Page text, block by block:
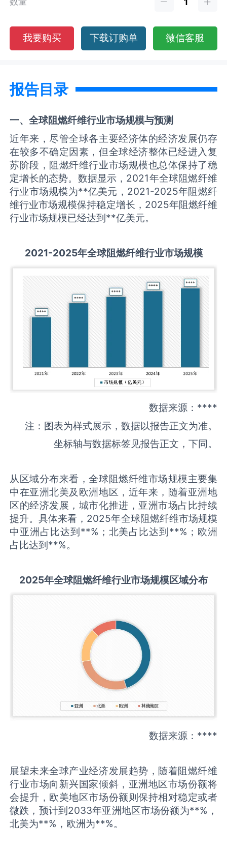
我要购买 下载订购单 微信客服
报告目录
一、全球阻燃纤维行业市场规模与预测
近年来，尽管全球各主要经济体的经济发展仍存
在较多不确定因素，但全球经济整体已经进入复
苏阶段，阻燃纤维行业市场规模也总体保持了稳
定增长的态势。数据显示，2021年全球阻燃纤维
行业市场规模为**亿美元，2021-2025年阻燃纤
维行业市场规模保持稳定增长，2025年阻燃纤维
行业市场规模已经达到**亿美元。
2021-2025年全球阻燃纤维行业市场规模
数据来源：****
注：图表为样式展示，数据以报告正文为准。
坐标轴与数据标签见报告正文，下同。
从区域分布来看，全球阻燃纤维市场规模主要集
中在亚洲北美及欧洲地区，近年来，随着亚洲地
区的经济发展，城市化推进，亚洲市场占比持续
提升。具体来看，2025年全球阻燃纤维市场规模
中亚洲占比达到**%；北美占比达到**%；欧洲
占比达到**%。
2025年全球阻燃纤维行业市场规模区域分布
数据来源：****
展望未来全球产业经济发展趋势，随着阻燃纤维
行业市场向新兴国家倾斜，亚洲地区市场份额将
会提升，欧美地区市场份额则保持相对稳定或者
微跌，预计到2033年亚洲地区市场份额为**%，
北美为**%，欧洲为**%。